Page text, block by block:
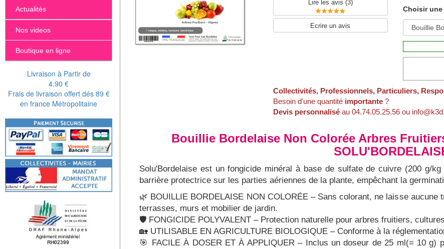
Actualités
+ Nos videos
Boutique en ligne
Livraison à Partir de
4.90 €
Frais de livraison offert dés 89 €
en france Métropolitaine
Lire les avis (3)
Ecrire un avis
Choisir
Collectivités, Professionnels, Particuliers,
Besoin d'une quantité importante ?
Devis personnalisé au 04.74.05.25.56 ou
Bouillie Bordelaise Non Colorée Arbres
Solu'Bordelaise est un fongicide minéral à base de sulfate de cuivre (200 g/
barrière protectrice sur les parties aériennes de la plante, empêchant la
🌿 BOUILLIE BORDELAISE NON COLORÉE – Sans colorant, ne laisse
terrasses, murs et mobilier de jardin.
🛡️ FONGICIDE POLYVALENT – Protection naturelle pour arbres fruitiers,
🏡 UTILISABLE EN AGRICULTURE BIOLOGIQUE – Conforme à la
🎯 FACILE À DOSER ET À APPLIQUER – Inclus un doseur de 25 ml(= 10 g)